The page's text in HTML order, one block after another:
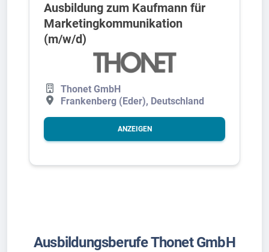
Ausbildung zum Kaufmann für
Marketingkommunikation
(m/w/d)
Thonet GmbH
Frankenberg (Eder), Deutschland
ANZEIGEN
Ausbildungsberufe Thonet GmbH